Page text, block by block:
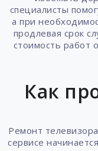
специалисты
а при
продлевая срок
стоимость работ
Как
Ремонт
сервисе